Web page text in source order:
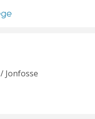
Jonfosse